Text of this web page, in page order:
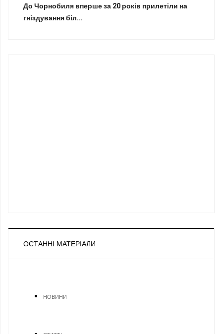
До Чорнобиля вперше за 20 років прилетіли на
гніздування біл...
ОСТАННІ МАТЕРІАЛИ
НОВИНИ